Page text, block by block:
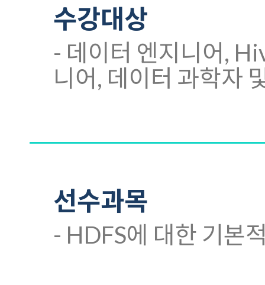
수강대상
- 데이터 엔지니어,
니어, 데이터 과학자
선수과목
- HDFS에 대한 기본